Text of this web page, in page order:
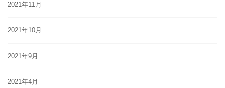
2021年11月
2021年10月
2021年9月
2021年4月